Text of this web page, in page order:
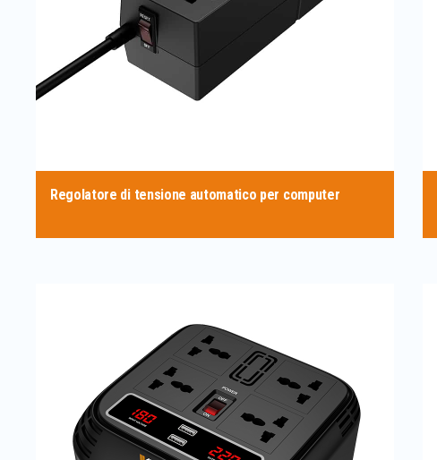
Regolatore di tensione automatico per computer